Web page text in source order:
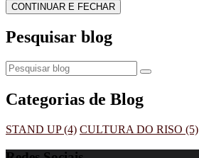
CONTINUAR E FECHAR
Pesquisar blog
Categorias de Blog
STAND UP (4) CULTURA DO RISO (5)